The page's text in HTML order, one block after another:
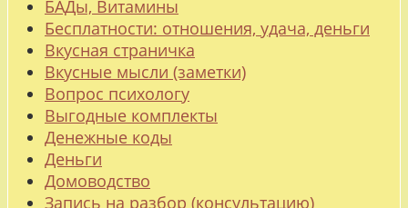
БАДы, Витамины
Бесплатности: отношения, удача, деньги
Вкусная страничка
Вкусные мысли (заметки)
Вопрос психологу
Выгодные комплекты
Денежные коды
Деньги
Домоводство
Запись на разбор (консультацию)